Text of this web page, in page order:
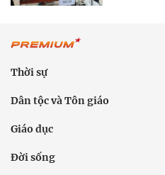
Thời sự
Dân tộc và Tôn giáo
Giáo dục
Đời sống